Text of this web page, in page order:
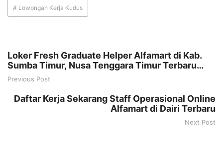
# Lowongan Kerja Kudus
Loker Fresh Graduate Helper Alfamart di Kab.
Sumba Timur, Nusa Tenggara Timur Terbaru
Tahun 2025
Previous Post
Daftar Kerja Sekarang Staff Operasional Online
Alfamart di Dairi Terbaru
Next Post